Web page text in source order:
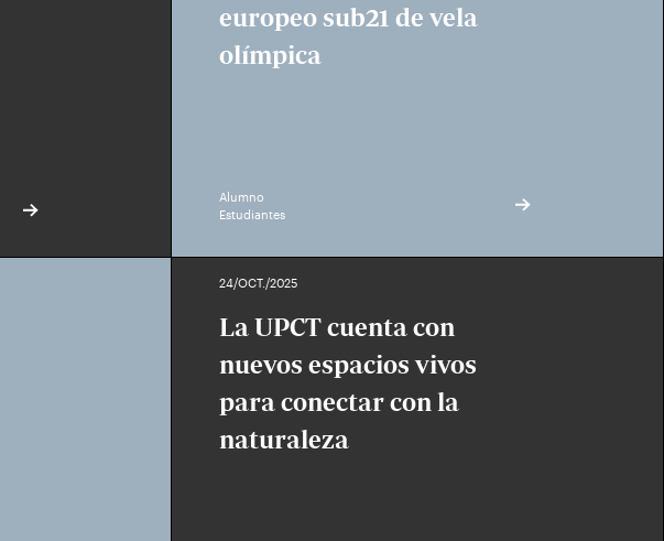
europeo sub21 de vela
olímpica
Alumno
Estudiantes
24/OCT./2025
La UPCT cuenta con
nuevos espacios vivos
para conectar con la
naturaleza